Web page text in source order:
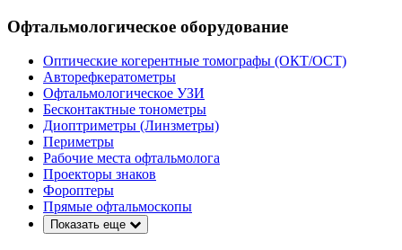
Офтальмологическое оборудование
Оптические когерентные томографы (ОКТ/ОСТ)
Авторефкератометры
Офтальмологическое УЗИ
Бесконтактные тонометры
Диоптриметры (Линзметры)
Периметры
Рабочие места офтальмолога
Проекторы знаков
Фороптеры
Прямые офтальмоскопы
Показать еще